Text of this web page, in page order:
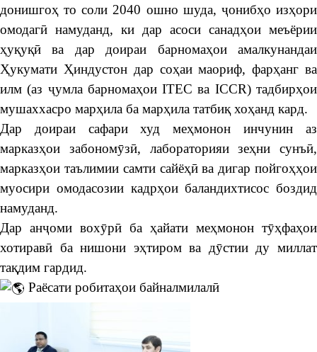
донишгоҳ то соли 2040 ошно шуда, ҷонибҳо изҳори
омодагӣ намуданд, ки дар асоси санадҳои меъёрии
ҳуқуқӣ ва дар доираи барномаҳои амалкунандаи
Ҳукумати Ҳиндустон дар соҳаи маориф, фарҳанг ва
илм (аз ҷумла барномаҳои ITEC ва ICCR) тадбирҳои
мушаххасро марҳила ба марҳила татбиқ хоҳанд кард.
Дар доираи сафари худ меҳмонон инчунин аз
марказҳои забономӯзӣ, лабораторияи зеҳни сунъӣ,
марказҳои таълимии самти сайёҳӣ ва дигар пойгоҳҳои
муосири омодасозии кадрҳои баландихтисос боздид
намуданд.
Дар анҷоми вохӯрӣ ба ҳайати меҳмонон тӯҳфаҳои
хотиравӣ ба нишони эҳтиром ва дӯстии ду миллат
тақдим гардид.
Раёсати робитаҳои байналмилалӣ